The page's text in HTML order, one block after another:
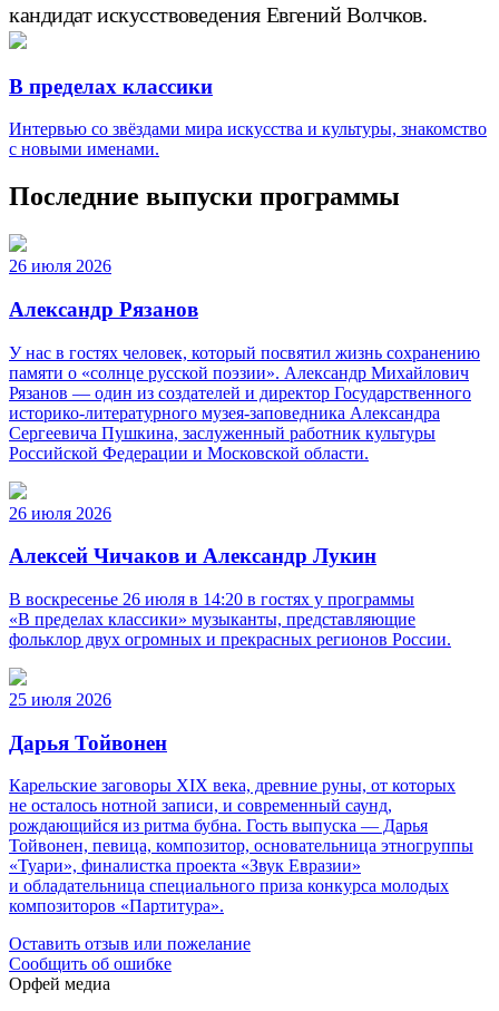
кандидат искусствоведения Евгений Волчков.
В пределах классики
Интервью со звёздами мира искусства и культуры, знакомство
с новыми именами.
Последние выпуски программы
26 июля 2026
Александр Рязанов
У нас в гостях человек, который посвятил жизнь сохранению
памяти о «солнце русской поэзии». Александр Михайлович
Рязанов — один из создателей и директор Государственного
историко‑литературного музея‑заповедника Александра
Сергеевича Пушкина, заслуженный работник культуры
Российской Федерации и Московской области.
26 июля 2026
Алексей Чичаков и Александр Лукин
В воскресенье 26 июля в 14:20 в гостях у программы
«В пределах классики» музыканты, представляющие
фольклор двух огромных и прекрасных регионов России.
25 июля 2026
Дарья Тойвонен
Карельские заговоры XIX века, древние руны, от которых
не осталось нотной записи, и современный саунд,
рождающийся из ритма бубна. Гость выпуска — Дарья
Тойвонен, певица, композитор, основательница этногруппы
«Туари», финалистка проекта «Звук Евразии»
и обладательница специального приза конкурса молодых
композиторов «Партитура».
Оставить отзыв или пожелание
Сообщить об ошибке
Орфей медиа